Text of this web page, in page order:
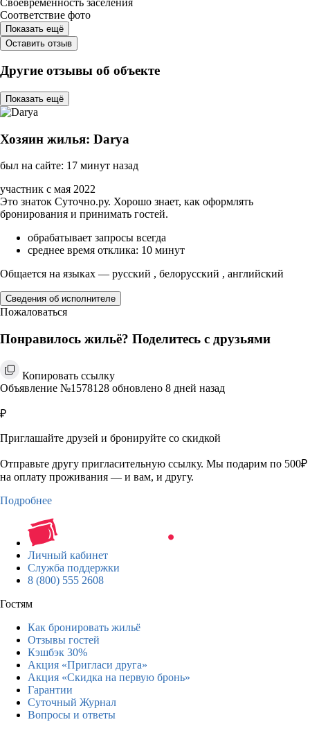
Соответствие фото
Показать ещё
Оставить отзыв
Другие отзывы об объекте
Показать ещё
Хозяин жилья: Darya
был на сайте: 17 минут назад
участник с мая 2022
Это знаток Суточно.ру. Хорошо знает, как оформлять
бронирования и принимать гостей.
обрабатывает запросы всегда
среднее время отклика: 10 минут
Общается на языках — русский , белорусский , английский
Сведения об исполнителе
Пожаловаться
Понравилось жильё? Поделитесь с друзьями
Копировать ссылку
Объявление №1578128 обновлено 8 дней назад
₽
Приглашайте друзей и бронируйте со скидкой
Отправьте другу пригласительную ссылку. Мы подарим по 500₽
на оплату проживания — и вам, и другу.
Подробнее
Личный кабинет
Служба поддержки
8 (800) 555 2608
Гостям
Как бронировать жильё
Отзывы гостей
Кэшбэк 30%
Акция «Пригласи друга»
Акция «Скидка на первую бронь»
Гарантии
Суточный Журнал
Вопросы и ответы